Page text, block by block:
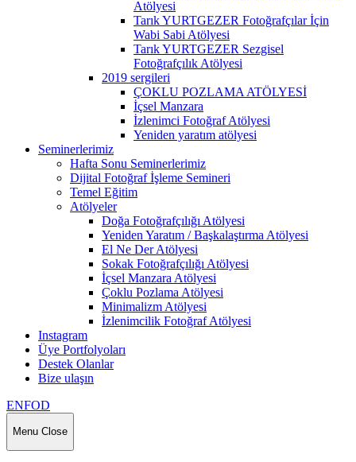
Atölyesi
Tarık YURTGEZER Fotoğrafçılar İçin
Wabi Sabi Atölyesi
Tarık YURTGEZER Sezgisel
Fotoğrafçılık Atölyesi
2019 sergileri
ÇOKLU POZLAMA ATÖLYESİ
İçsel Manzara
İzlenimci Fotoğraf Atölyesi
Yeniden yaratım atölyesi
Seminerlerimiz
Hafta Sonu Seminerlerimiz
Dijital Fotoğraf İşleme Semineri
Temel Eğitim
Atölyeler
Doğa Fotoğrafçılığı Atölyesi
Yeniden Yaratım / Başkalaştırma Atölyesi
El Ne Der Atölyesi
Sokak Fotoğrafçılığı Atölyesi
İçsel Manzara Atölyesi
Çoklu Pozlama Atölyesi
Minimalizm Atölyesi
İzlenimcilik Fotoğraf Atölyesi
Instagram
Üye Portfolyoları
Destek Olanlar
Bize ulaşın
ENFOD
Menu Close